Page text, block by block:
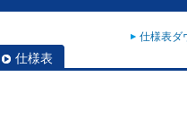
仕様表ダ
仕様表